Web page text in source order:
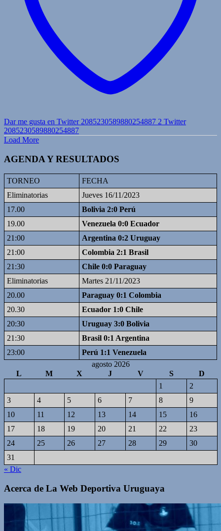
Dar me gusta en Twitter 2085230589880254887 2 Twitter
2085230589880254887
Load More
AGENDA Y RESULTADOS
TORNEO
FECHA
Eliminatorias
Jueves 16/11/2023
17.00
Bolivia 2:0 Perú
19.00
Venezuela 0:0 Ecuador
21:00
Argentina 0:2 Uruguay
21:00
Colombia 2:1 Brasil
21:30
Chile 0:0 Paraguay
Eliminatorias
Martes 21/11/2023
20.00
Paraguay 0:1 Colombia
20.30
Ecuador 1:0 Chile
20:30
Uruguay 3:0 Bolivia
21:30
Brasil 0:1 Argentina
23:00
Perú 1:1 Venezuela
agosto 2026
L
M X J V S
D
1
2
3
4 5 6 7 8
9
10
11 12 13 14 15
16
17
18 19 20 21 22
23
24
25 26 27 28 29
30
31
« Dic
Acerca de La Web Deportiva Uruguaya